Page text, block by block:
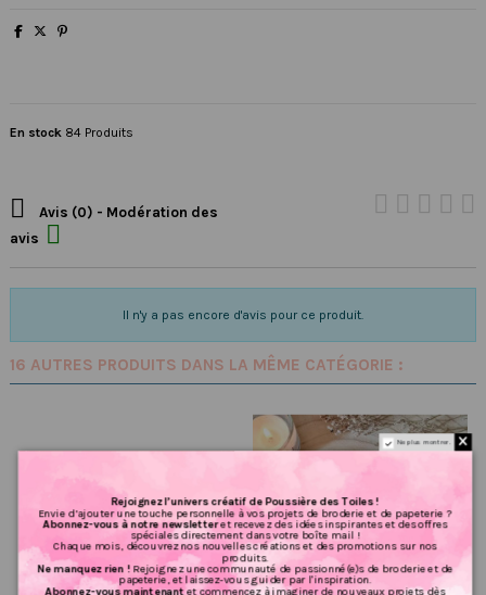
En stock 84 Produits

Avis (0) - Modération des
avis

Il n'y a pas encore d'avis pour ce produit.
16 AUTRES PRODUITS DANS LA MÊME CATÉGORIE :
Ne plus montrer.
Rejoignez l’univers créatif de Poussière des Toiles !
Envie d’ajouter une touche personnelle à vos projets de broderie et de papeterie ?
Abonnez-vous à notre newsletteret recevez des idées inspirantes et des offres
spéciales directement dans votre boîte mail !
Chaque mois, découvrez nos nouvelles créations et des promotions sur nos
produits.
Ne manquez rien !Rejoignez une communauté de passionné(e)s de broderie et de
papeterie, et laissez-vous guider par l'inspiration.
Abonnez-vous maintenantet commencez à imaginer de nouveaux projets dès